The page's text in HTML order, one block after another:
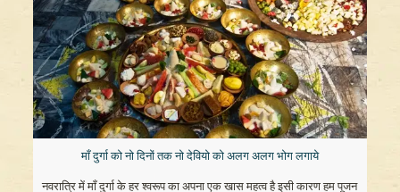
माँ दुर्गा को नो दिनों तक नो देवियो को अलग अलग भोग लगाये
नवरात्रि में माँ दुर्गा के हर श्वरूप का अपना एक खास महत्व है इसी कारण हम पूजन